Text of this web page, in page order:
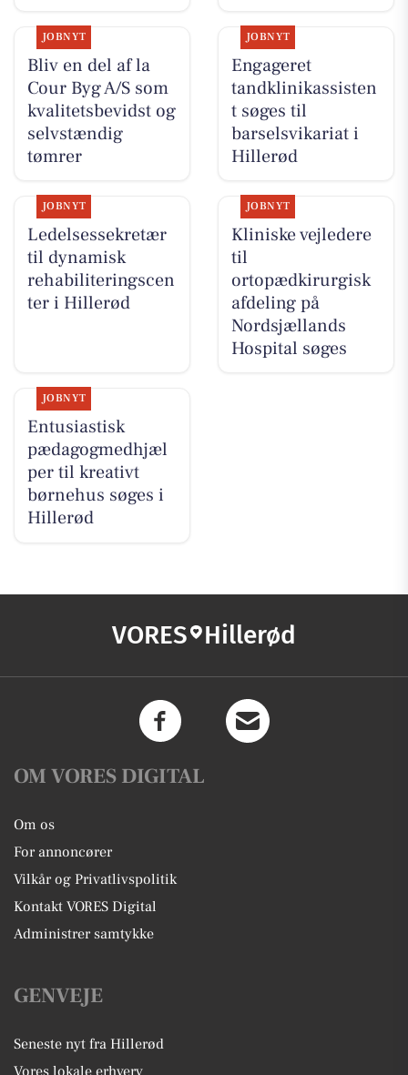
JOBNYT
Bliv en del af la
Cour Byg A/S som
kvalitetsbevidst og
selvstændig
tømrer
JOBNYT
Engageret
tandklinikassisten
t søges til
barselsvikariat i
Hillerød
JOBNYT
Ledelsessekretær
til dynamisk
rehabiliteringscen
ter i Hillerød
JOBNYT
Kliniske vejledere
til
ortopædkirurgisk
afdeling på
Nordsjællands
Hospital søges
JOBNYT
Entusiastisk
pædagogmedhjæl
per til kreativt
børnehus søges i
Hillerød
VORES Hillerød
OM VORES DIGITAL
Om os
For annoncører
Vilkår og Privatlivspolitik
Kontakt VORES Digital
Administrer samtykke
GENVEJE
Seneste nyt fra Hillerød
Vores lokale erhverv